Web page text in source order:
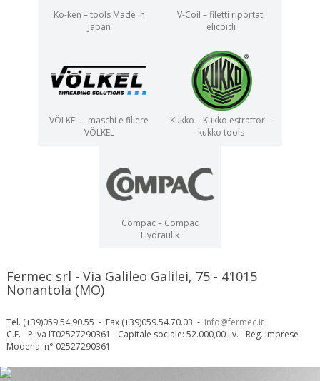
Ko-ken – tools Made in
Japan
V-Coil – filetti riportati
elicoidi
VÖLKEL – maschi e filiere
VÖLKEL
Kukko – Kukko estrattori -
kukko tools
Compac – Compac
Hydraulik
Fermec srl - Via Galileo Galilei, 75 - 41015
Nonantola (MO)
Tel. (+39)059.54.90.55 - Fax (+39)059.54.70.03 - info@fermec.it
C.F. - P.iva IT02527290361 - Capitale sociale: 52.000,00 i.v. - Reg. Imprese
Modena: n° 02527290361